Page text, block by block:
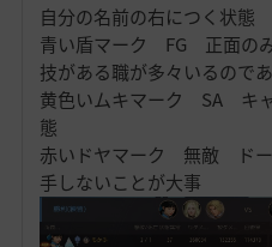
自分の名前の右につく状態
青い盾マーク FG 正面の
技がある職が多々いるので
黄色いムキマーク SA キ
態
赤いドヤマーク 無敵 ドー
手しないことが大事